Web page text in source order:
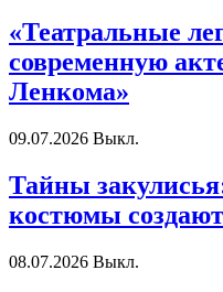
«Театральные
современную
Ленкома»
09.07.2026 Выкл.
Тайны
костюмы
08.07.2026 Выкл.